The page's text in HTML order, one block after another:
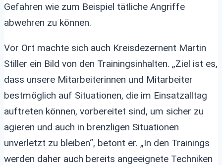
Gefahren wie zum Beispiel tätliche Angriffe
abwehren zu können.
Vor Ort machte sich auch Kreisdezernent Martin
Stiller ein Bild von den Trainingsinhalten. „Ziel ist es,
dass unsere Mitarbeiterinnen und Mitarbeiter
bestmöglich auf Situationen, die im Einsatzalltag
auftreten können, vorbereitet sind, um sicher zu
agieren und auch in brenzligen Situationen
unverletzt zu bleiben“, betont er. „In den Trainings
werden daher auch bereits angeeignete Techniken